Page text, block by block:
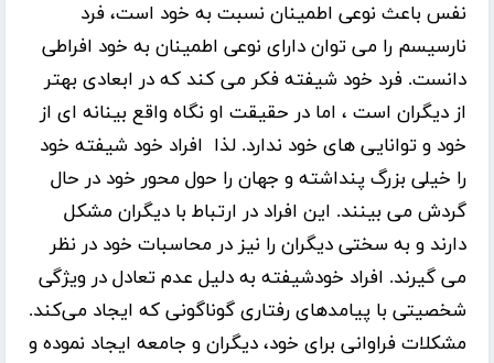
نفس باعث نوعی اطمینان نسبت به خود است، فرد
نارسیسم را می توان دارای نوعی اطمینان به خود افراطی
دانست. فرد خود شیفته فکر می کند که در ابعادی بهتر
از دیگران است ، اما در حقیقت او نگاه واقع بینانه ای از
خود و توانایی های خود ندارد. لذا افراد خود شیفته خود
را خیلی بزرگ پنداشته و جهان را حول محور خود در حال
گردش می بینند. این افراد در ارتباط با دیگران مشکل
دارند و به سختی دیگران را نیز در محاسبات خود در نظر
می گیرند. افراد خودشیفته به دلیل عدم تعادل در ویژگی
شخصیتی با پیامدهای رفتاری گوناگونی که ایجاد می‌کند.
مشکلات فراوانی برای خود، دیگران و جامعه ایجاد نموده و